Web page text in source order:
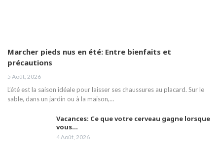
Marcher pieds nus en été: Entre bienfaits et
précautions
5 Août, 2026
L’été est la saison idéale pour laisser ses chaussures au placard. Sur le
sable, dans un jardin ou à la maison,…
Vacances: Ce que votre cerveau gagne lorsque
vous…
4 Août, 2026